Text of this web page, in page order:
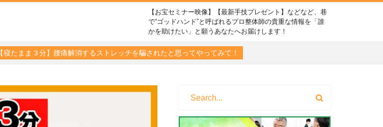
【お宝セミナー映像】【最新手技プレゼント】などなど、巷
で“ゴッドハンド”と呼ばれるプロ整体師の貴重な情報を「誰
かを助けたい」と願うあなたへお届けします！
【寝たまま３分】腰痛解消するストレッチを騙されたと思ってやってみて！